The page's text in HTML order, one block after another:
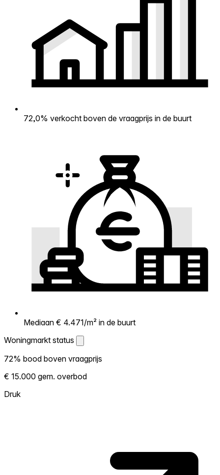
72,0% verkocht boven de vraagprijs in de buurt
Mediaan € 4.471/m² in de buurt
Woningmarkt status
Woningmarkt status
Laat zien hoe competitief de markt hier is.
Hoe meer woningen boven vraagprijs
verkopen, hoe heter. Heet? Verwacht
72% bood boven vraagprijs
€ 15.000 gem. overbod
Druk